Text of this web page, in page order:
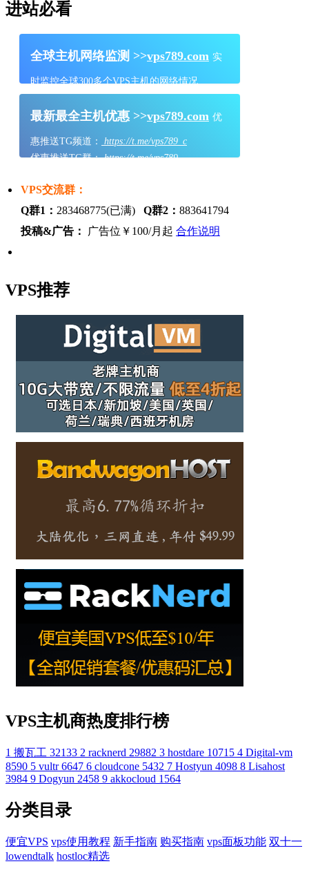
进站必看
全球主机网络监测 >>vps789.com 实
时监控全球300多个VPS主机的网络情况
最新最全主机优惠 >>vps789.com 优
惠推送TG频道：
https://t.me/vps789_c
优惠推送TG群：https://t.me/vps789
VPS交流群：
Q群1： 283468775(已满) Q群2： 883641794
投稿&广告：
广告位￥100/月起 合作说明
VPS推荐
VPS主机商热度排行榜
1 搬瓦工 32133 2 racknerd 29882 3 hostdare 10715 4 Digital-vm
8590 5 vultr 6647 6 cloudcone 5432 7 Hostyun 4098 8 Lisahost
3984 9 Dogyun 2458 9 akkocloud 1564
分类目录
便宜VPS vps使用教程 新手指南 购买指南 vps面板功能 双十一
lowendtalk hostloc精选